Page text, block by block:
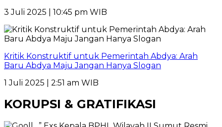
3 Juli 2025 | 10:45 pm WIB
Kritik Konstruktif untuk Pemerintah Abdya: Arah
Baru Abdya Maju Jangan Hanya Slogan
1 Juli 2025 | 2:51 am WIB
KORUPSI & GRATIFIKASI